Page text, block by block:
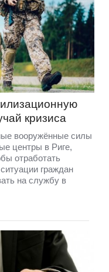
кризиса
вооружённые силы
центры в Риге,
отработать
граждан
на службу в